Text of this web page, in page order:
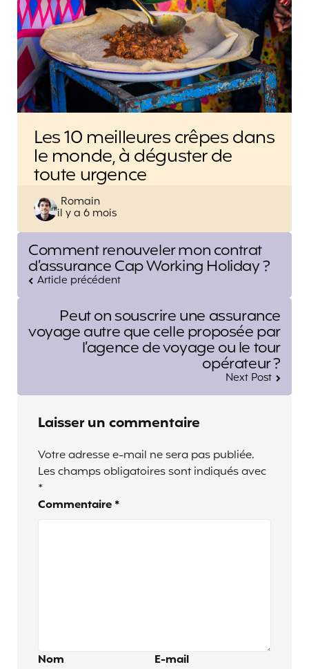
Les 10 meilleures crêpes dans
le monde, à déguster de
toute urgence
Posted
by
Romain
il y a 6 mois
Post
navigation
Comment renouveler mon contrat
d’assurance Cap Working Holiday ?
Article précédent
Peut on souscrire une assurance
voyage autre que celle proposée par
l’agence de voyage ou le tour
opérateur ?
Next Post
Laisser un commentaire
Votre adresse e-mail ne sera pas publiée.
Les champs obligatoires sont indiqués avec
*
Commentaire *
Nom E-mail